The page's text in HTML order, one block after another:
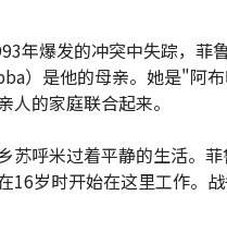
年爆发的冲突中失踪，
）是他的母亲。她是"阿
的家庭联合起来。
苏呼米过着平静的生活。
岁时开始在这里工作。战